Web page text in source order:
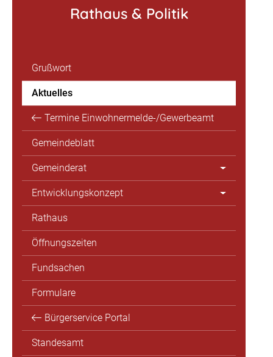
Rathaus & Politik
Grußwort
Aktuelles
Termine Einwohnermelde-/Gewerbeamt
Gemeindeblatt
Gemeinderat
Entwicklungskonzept
Rathaus
Öffnungszeiten
Fundsachen
Formulare
Bürgerservice Portal
Standesamt